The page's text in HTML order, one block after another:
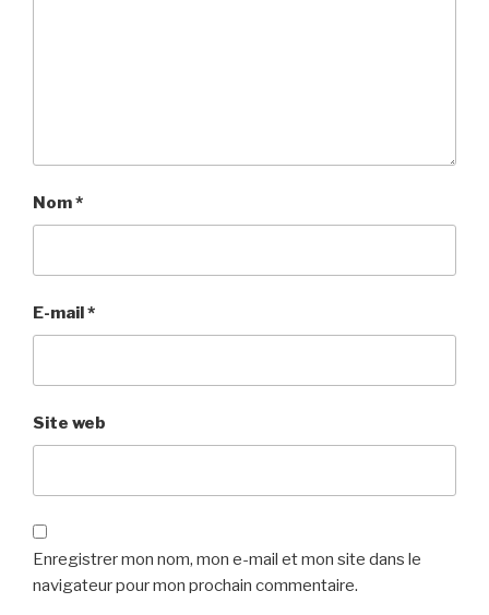
Nom*
E-mail *
Site web
Enregistrer mon nom, mon e-mail et mon site dans le
navigateur pour mon prochain commentaire.